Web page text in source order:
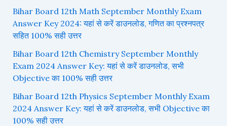
Bihar Board 12th Math September Monthly Exam
Answer Key 2024: यहां से करें डाउनलोड, गणित का प्रश्नपत्र
सहित 100% सही उत्तर
Bihar Board 12th Chemistry September Monthly
Exam 2024 Answer Key: यहां से करें डाउनलोड, सभी
Objective का 100% सही उत्तर
Bihar Board 12th Physics September Monthly Exam
2024 Answer Key: यहां से करें डाउनलोड, सभी Objective का
100% सही उत्तर